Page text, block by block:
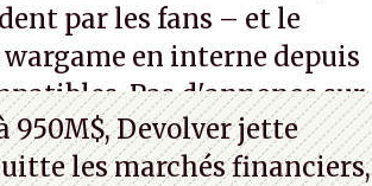
par les fans – et le
en interne depuis
Pas d'annonce sur
des antidouleurs.A.
950M$, Devolver jette
les marchés financiers,